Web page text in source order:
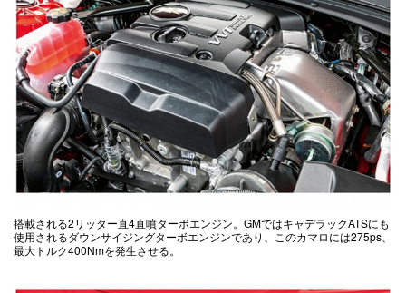
搭載される2リッター直4直噴ターボエンジン。GMではキャデラックATSにも
使用されるダウンサイジングターボエンジンであり、このカマロには275ps、
最大トルク400Nmを発生させる。